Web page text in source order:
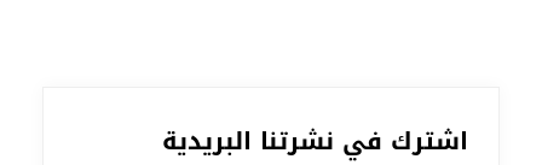
اشترك في نشرتنا البريدية